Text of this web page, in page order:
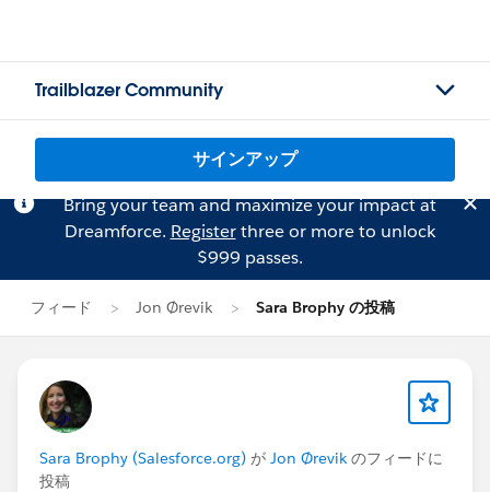
Trailblazer Community
サインアップ
Bring your team and maximize your impact at
Dreamforce. Registerthree or more to unlock
$999 passes.
フィード Jon Ørevik Sara Brophy の投稿
Sara Brophy (Salesforce.org) が Jon Ørevik のフィードに
投稿